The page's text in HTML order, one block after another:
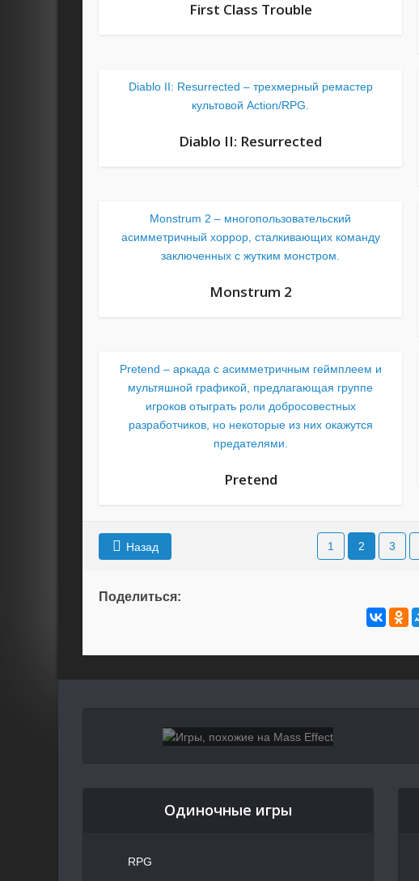
First Class Trouble
Diablo II: Resurrected – трехмерный ремастер
культовой Action/RPG.
Diablo II: Resurrected
Monstrum 2 – многопользовательский
асимметричный хоррор, сталкивающих команду
заключенных с жутким монстром.
Monstrum 2
Pretend – аркада с асимметричным геймплеем и
мультяшной графикой, предлагающая группе
игроков отыграть роли добросовестных
разработчиков, но некоторые из них окажутся
предателями.
Pretend
Назад 1 2 3
Поделиться:
Одиночные игры
RPG